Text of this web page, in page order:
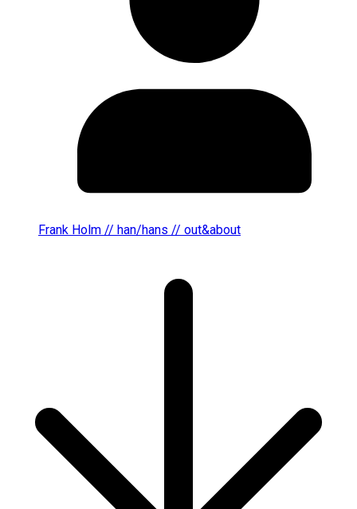
Frank Holm // han/hans // out&about